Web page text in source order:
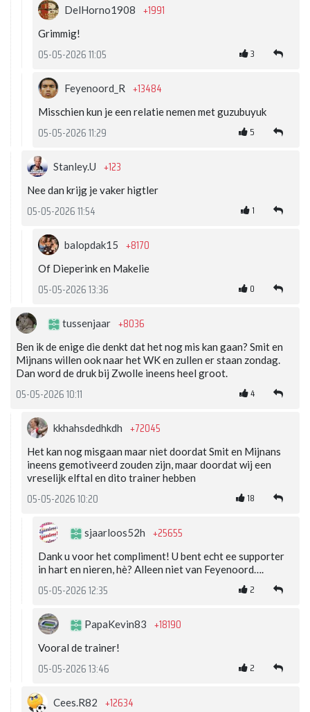
DelHorno1908 +1991
Grimmig!
05-05-2026 11:05 3
Feyenoord_R +13484
Misschien kun je een relatie nemen met guzubuyuk
05-05-2026 11:29 5
Stanley.U +123
Nee dan krijg je vaker higtler
05-05-2026 11:54 1
balopdak15 +8170
Of Dieperink en Makelie
05-05-2026 13:36 0
tussenjaar +8036
Ben ik de enige die denkt dat het nog mis kan gaan? Smit en
Mijnans willen ook naar het WK en zullen er staan zondag.
Dan word de druk bij Zwolle ineens heel groot.
05-05-2026 10:11 4
kkhahsdedhkdh +72045
Het kan nog misgaan maar niet doordat Smit en Mijnans
ineens gemotiveerd zouden zijn, maar doordat wij een
vreselijk elftal en dito trainer hebben
05-05-2026 10:20 18
sjaarloos52h +25655
Dank u voor het compliment! U bent echt ee supporter
in hart en nieren, hè? Alleen niet van Feyenoord….
05-05-2026 12:35 2
PapaKevin83 +18190
Vooral de trainer!
05-05-2026 13:46 2
Cees.R82 +12634